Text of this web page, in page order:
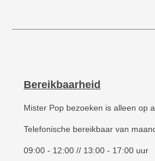
Bereikbaarheid
Mister Pop bezoeken is alleen op
Telefonische bereikbaar van
09:00 - 12:00 // 13:00 - 17:00 uur